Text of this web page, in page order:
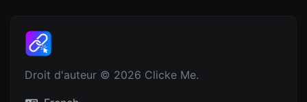
Droit d'auteur © 2026 Clicke Me.